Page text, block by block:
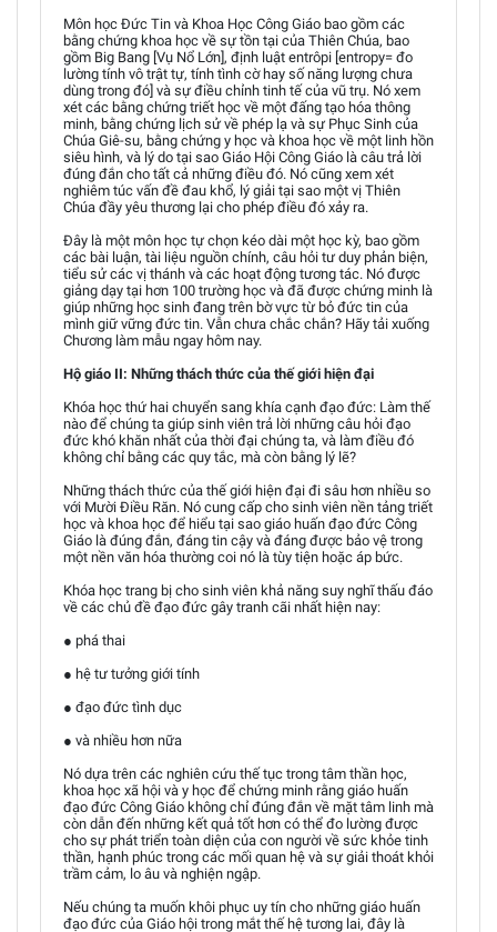
Môn học Đức Tin và Khoa Học Công Giáo bao gồm các
bằng chứng khoa học về sự tồn tại của Thiên Chúa, bao
gồm Big Bang [Vụ Nổ Lớn], định luật entrôpi [entropy= đo
lường tính vô trật tự, tính tình cờ hay số năng lượng chưa
dùng trong đó] và sự điều chỉnh tinh tế của vũ trụ. Nó xem
xét các bằng chứng triết học về một đấng tạo hóa thông
minh, bằng chứng lịch sử về phép lạ và sự Phục Sinh của
Chúa Giê-su, bằng chứng y học và khoa học về một linh hồn
siêu hình, và lý do tại sao Giáo Hội Công Giáo là câu trả lời
đúng đắn cho tất cả những điều đó. Nó cũng xem xét
nghiêm túc vấn đề đau khổ, lý giải tại sao một vị Thiên
Chúa đầy yêu thương lại cho phép điều đó xảy ra.
Đây là một môn học tự chọn kéo dài một học kỳ, bao gồm
các bài luận, tài liệu nguồn chính, câu hỏi tư duy phản biện,
tiểu sử các vị thánh và các hoạt động tương tác. Nó được
giảng dạy tại hơn 100 trường học và đã được chứng minh là
giúp những học sinh đang trên bờ vực từ bỏ đức tin của
mình giữ vững đức tin. Vẫn chưa chắc chắn? Hãy tải xuống
Chương làm mẫu ngay hôm nay.
Hộ giáo II: Những thách thức của thế giới hiện đại
Khóa học thứ hai chuyển sang khía cạnh đạo đức: Làm thế
nào để chúng ta giúp sinh viên trả lời những câu hỏi đạo
đức khó khăn nhất của thời đại chúng ta, và làm điều đó
không chỉ bằng các quy tắc, mà còn bằng lý lẽ?
Những thách thức của thế giới hiện đại đi sâu hơn nhiều so
với Mười Điều Răn. Nó cung cấp cho sinh viên nền tảng triết
học và khoa học để hiểu tại sao giáo huấn đạo đức Công
Giáo là đúng đắn, đáng tin cậy và đáng được bảo vệ trong
một nền văn hóa thường coi nó là tùy tiện hoặc áp bức.
Khóa học trang bị cho sinh viên khả năng suy nghĩ thấu đáo
về các chủ đề đạo đức gây tranh cãi nhất hiện nay:
● phá thai
● hệ tư tưởng giới tính
● đạo đức tình dục
● và nhiều hơn nữa
Nó dựa trên các nghiên cứu thế tục trong tâm thần học,
khoa học xã hội và y học để chứng minh rằng giáo huấn
đạo đức Công Giáo không chỉ đúng đắn về mặt tâm linh mà
còn dẫn đến những kết quả tốt hơn có thể đo lường được
cho sự phát triển toàn diện của con người về sức khỏe tinh
thần, hạnh phúc trong các mối quan hệ và sự giải thoát khỏi
trầm cảm, lo âu và nghiện ngập.
Nếu chúng ta muốn khôi phục uy tín cho những giáo huấn
đạo đức của Giáo hội trong mắt thế hệ tương lai, đây là